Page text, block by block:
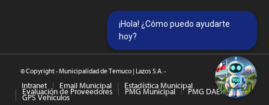
© Copyright - Municipalidad de Temuco | Lazos S.A. -
Intranet Email Municipal Estadística Municipal
Evaluación de Proveedores PMG Municipal PMG DAEM
GPS Vehículos
¡Hola! ¿Cómo puedo ayudarte
hoy?